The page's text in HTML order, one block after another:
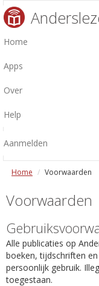
Home
Apps
Over
Help
Aanmelden
Home Voorwaarden
Voorwaarden
Alle publicaties op
boeken, tijdschriften
persoonlijk gebruik.
toegestaan.